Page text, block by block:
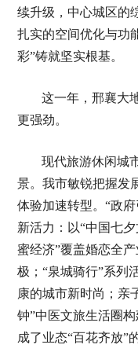
续升级，中心城区的
扎实的空间优化与功
彩”铸就坚实根基。
这一年，邢襄大
更强劲。
现代旅游休闲城
景。我市敏锐把握发
体验加速转型。“政
新活力：以“中国七
蜜经济”覆盖婚恋全
极；“泉城骑行”系列
康的城市新时尚；亲
钟”中医文旅生活圈
成了业态“百花齐放”